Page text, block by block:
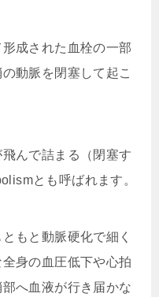
成された血栓の一部
動脈を閉塞して起こ
んで詰まる（閉塞す
とも呼ばれます。
もと動脈硬化で細く
身の血圧低下や心拍
へ血液が行き届かな